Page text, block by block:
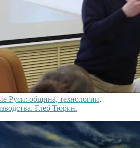
Руси: община, технологии,
Глеб Тюрин.